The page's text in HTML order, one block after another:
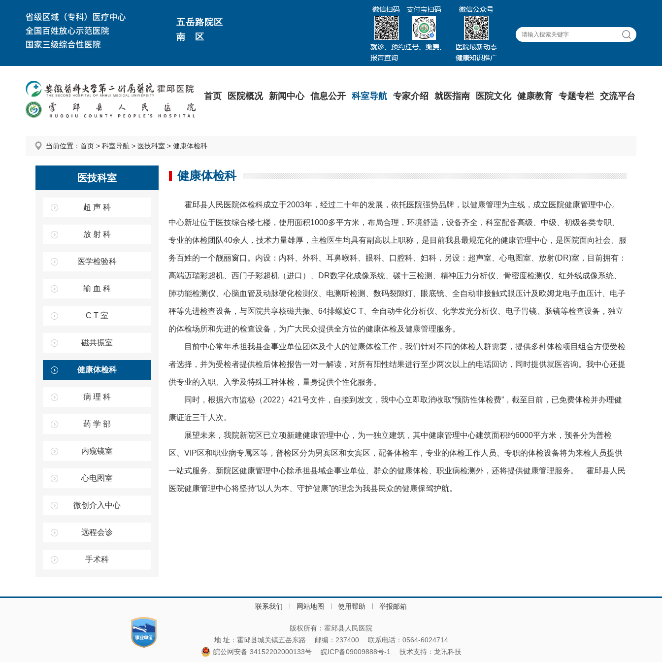
五岳路院区
南 区
首页 医院概况 新闻中心 信息公开 科室导航 专家介绍 就医指南 医院文化 健康教育 专题专栏 交流平台
当前位置： 首页 > 科室导航 > 医技科室 > 健康体检科
医技科室
超 声 科
放 射 科
医学检验科
输 血 科
C T 室
磁共振室
健康体检科
病 理 科
药 学 部
内窥镜室
心电图室
微创介入中心
远程会诊
手术科
健康体检科
霍邱县人民医院体检科成立于2003年，经过二十年的发展，依托医院强势品牌，以健康管理为主线，成立医院健康管理中心。
中心新址位于医技综合楼七楼，使用面积1000多平方米，布局合理，环境舒适，设备齐全，科室配备高级、中级、初级各类专职、
专业的体检团队40余人，技术力量雄厚，主检医生均具有副高以上职称，是目前我县最规范化的健康管理中心，是医院面向社会、服
务百姓的一个靓丽窗口。内设：内科、外科、耳鼻喉科、眼科、口腔科、妇科，另设：超声室、心电图室、放射(DR)室，目前拥有：
高端迈瑞彩超机、西门子彩超机（进口）、DR数字化成像系统、碳十三检测、精神压力分析仪、骨密度检测仪、红外线成像系统、
肺功能检测仪、心脑血管及动脉硬化检测仪、电测听检测、数码裂隙灯、眼底镜、全自动非接触式眼压计及欧姆龙电子血压计、电子
秤等先进检查设备，与医院共享核磁共振、64排螺旋C T、全自动生化分析仪、化学发光分析仪、电子胃镜、肠镜等检查设备，独立
的体检场所和先进的检查设备，为广大民众提供全方位的健康体检及健康管理服务。
目前中心常年承担我县企事业单位团体及个人的健康体检工作，我们针对不同的体检人群需要，提供多种体检项目组合方便受检
者选择，并为受检者提供检后体检报告一对一解读，对所有阳性结果进行至少两次以上的电话回访，同时提供就医咨询。我中心还提
供专业的入职、入学及特殊工种体检，量身提供个性化服务。
同时，根据六市监秘（2022）421号文件，自接到发文，我中心立即取消收取“预防性体检费”，截至目前，已免费体检并办理健
康证近三千人次。
展望未来，我院新院区已立项新建健康管理中心，为一独立建筑，其中健康管理中心建筑面积约6000平方米，预备分为普检
区、VIP区和职业病专属区等，普检区分为男宾区和女宾区，配备体检车，专业的体检工作人员、专职的体检设备将为来检人员提供
一站式服务。新院区健康管理中心除承担县域企事业单位、群众的健康体检、职业病检测外，还将提供健康管理服务。 霍邱县人民
医院健康管理中心将坚持“以人为本、守护健康”的理念为我县民众的健康保驾护航。
联系我们 网站地图 使用帮助 举报邮箱
版权所有：霍邱县人民医院
地 址：霍邱县城关镇五岳东路
邮编：237400
联系电话：0564-6024714
皖公网安备 34152202000133号
皖ICP备09009888号-1 技术支持： 龙讯科技